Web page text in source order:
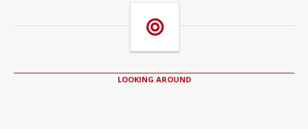
LOOKING AROUND